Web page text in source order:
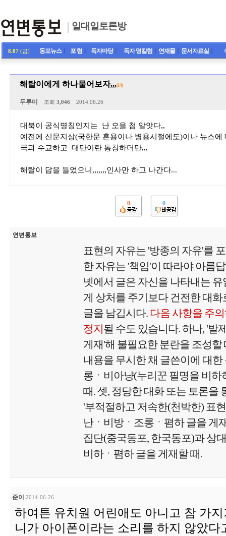
일대일토론방
8.07 (금) 동포뉴스ㅣ 포 럼 독자마당ㅣ 독자 명칼럼 연재물ㅣ 문서자료실
해탈이에게 하나물어보자,,,(14)
두루미 조회 3,046 2014.06.26
대북이 공식명칭인지는 난 오을 첨 알앗다,,
예전에 신문지상(국한문 혼용이나 병용시절에도)이나 뉴스
국과 수교하고 대만이란 통칭하더만,,,
해탈이 답을 들었으니,,,,,,,인사만 하고 나간다...
0 0
연변통보
표현의 자유는 '방종의 자유'를
한 자유는 '책임'이 따라야 아름
넷에서 글은 자신을 나타내는
게 상처를 주기보다 건전한 대화
글을 남깁시다. 다음 사항을 주
정지될 수도 있습니다. 하나, '발
게재'해 불필요한 분란을 조성할
내용을 무시한 채 글쓴이에 대
롱ㆍ비아냥(누리꾼 필명을 비하
때. 셋, 정당한 대화 또는 토론을
'부적절하고 저속한(천박한) 표
난ㆍ비방ㆍ조롱ㆍ폄하 글을 게
집단(중국동포, 한국동포)과 상
비하ㆍ폄하 글을 게재할 때.
준이 2014-06-26
하여튼 유치원 어린애도 아니고 참 가
니가 아이폰이라는 소리를 하지 않았다